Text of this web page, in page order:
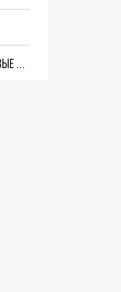
"ОЧЕНЬ ПЛОХИЕ НОВОСТИ": БОЛЬШАЯ ОШИБКА PALANTIR В РОССИИ. СТРАНЫ НАТО ВПЕРВЫЕ ЗА СВО ОСТАНОВИЛИ ПОСТАВКИ ОРУЖИЯ. ВСУ ТЕРЯЮТ ПРИГРАНИЧЬЕ?